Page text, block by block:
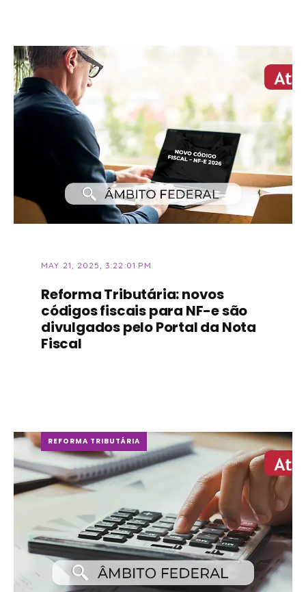
MAY 21, 2025, 3:22:01 PM
Reforma Tributária: novos
códigos fiscais para NF-e são
divulgados pelo Portal da Nota
Fiscal
REFORMA TRIBUTÁRIA